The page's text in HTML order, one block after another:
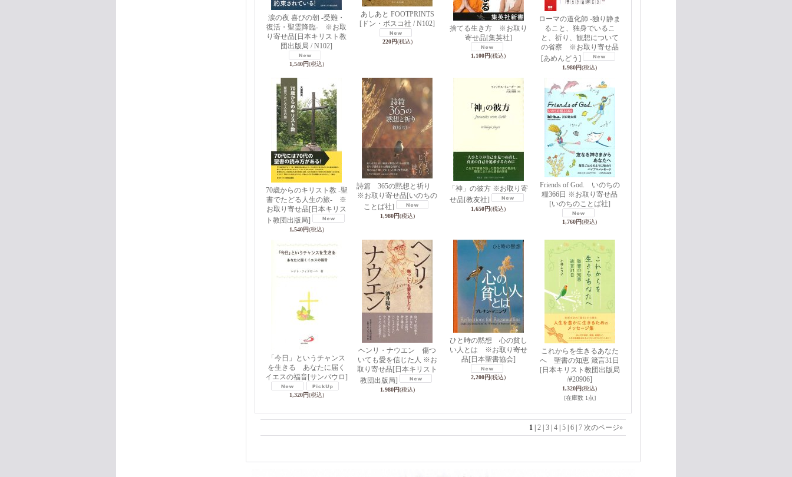
涙の夜 喜びの朝 -受難・
復活・聖霊降臨- ※お取
り寄せ品 [日本キリスト教
団出版局 / N102]
1,540円(税込)
あしあと FOOTPRINTS
[ドン・ボスコ社 / N102]
220円(税込)
捨てる生き方 ※お取り
寄せ品 [集英社]
1,100円(税込)
ローマの道化師 -独り静ま
ること、独身でいるこ
と、祈り、観想について
の省察 ※お取り寄せ品
[あめんどう]
1,980円(税込)
70歳からのキリスト教 -聖
書でたどる人生の旅- ※
お取り寄せ品 [日本キリス
ト教団出版局]
1,540円(税込)
詩篇 365の黙想と祈り
※お取り寄せ品 [いのちの
ことば社]
1,980円(税込)
「神」の彼方 ※お取り寄
せ品 [教友社]
1,650円(税込)
Friends of God. いのちの
糧366日 ※お取り寄せ品
[いのちのことば社]
1,760円(税込)
「今日」というチャンス
を生きる あなたに届く
イエスの福音[サンパウロ]
1,320円(税込)
ヘンリ・ナウエン 傷つ
いても愛を信じた人 ※お
取り寄せ品 [日本キリスト
教団出版局]
1,980円(税込)
ひと時の黙想 心の貧し
い人とは ※お取り寄せ
品 [日本聖書協会]
2,200円(税込)
これからを生きるあなた
へ 聖書の知恵 箴言31日
[日本キリスト教団出版局
/#20906]
1,320円(税込)
[在庫数 1点]
1 2 3 4 5 6 7 次のページ»